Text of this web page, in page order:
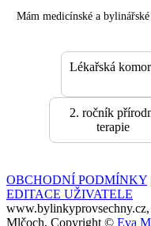
Mám medicínské a
Lékařská
2. ročník
terapie
OBCHODNÍ PODMÍNKY
EDITACE UŽIVATELE
Mlčoch, Copyright © Eva